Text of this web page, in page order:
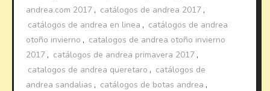
andrea.com 2017 , catálogos de andrea 2017 ,
catálogos de andrea en linea , catálogos de andrea
otoño invierno , catalogos de andrea otoño invierno
2017 , catálogos de andrea primavera 2017 ,
catalogos de andrea queretaro , catálogos de
andrea sandalias , catálogos de botas andrea ,